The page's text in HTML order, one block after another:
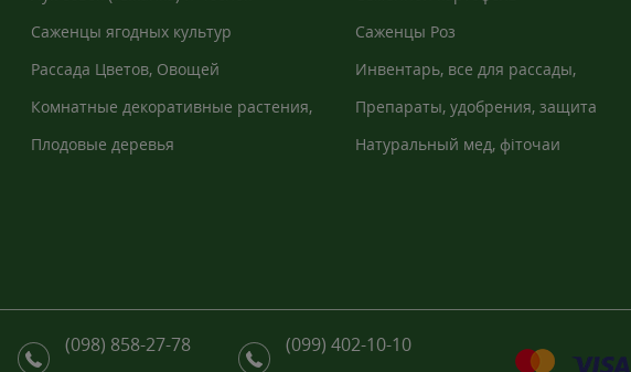
Саженцы ягодных культур
Саженцы Роз
Рассада Цветов, Овощей
Инвентарь, все для рассады,
Комнатные декоративные растения,
Препараты, удобрения, защита
Плодовые деревья Натуральный мед, фіточаи
(098) 858-27-78
(099) 402-10-10